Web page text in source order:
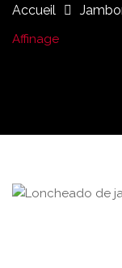
Accueil
Affinage